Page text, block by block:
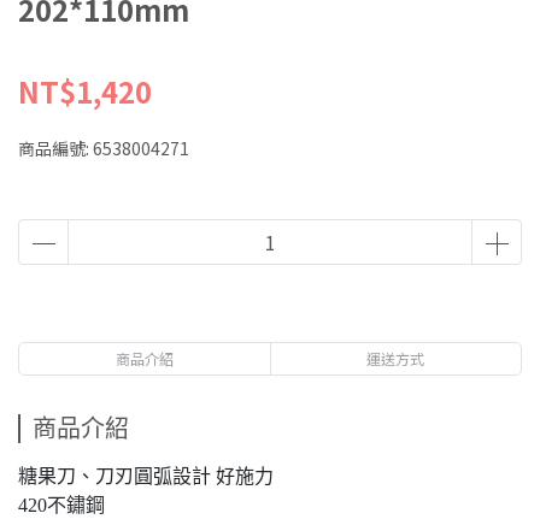
202*110mm
NT$1,420
商品編號: 6538004271
商品介紹 運送方式
商品介紹
糖果刀、刀刃圓弧設計 好施力
420不鏽鋼